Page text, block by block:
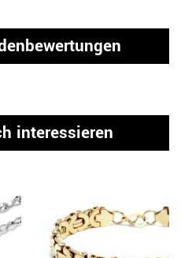
interessieren